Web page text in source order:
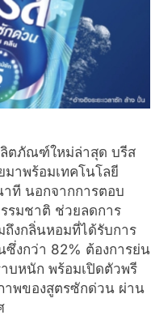
ลิตภัณฑ์ใหม่ล่าสุด บรีส
าพร้อมเทคโนโลยี
าที นอกจากการตอบ
รมชาติ ช่วยลดการ
ถึงกลิ่นหอมที่ได้รับการ
งกว่า 82% ต้องการย่น
บหนัก พร้อมเปิดตัวพรี
าพของสูตรซักด่วน ผ่าน